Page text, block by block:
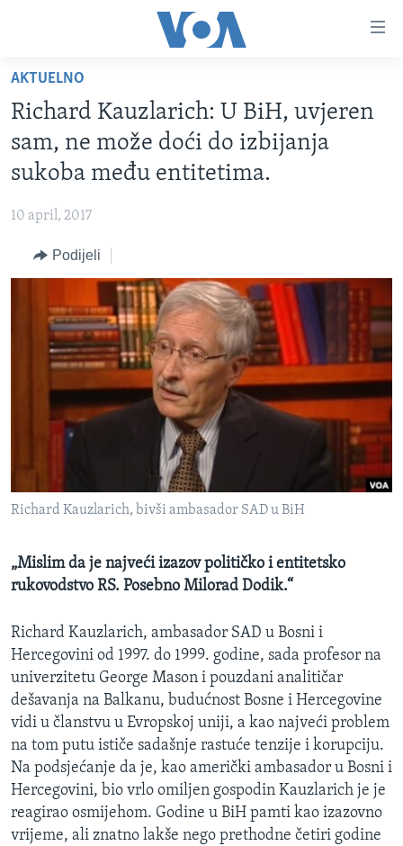
glavni
sadržaj
na
glavnu
Idi
pretragu
TV PROGRAM
FOTOGRAFIJE DANA
SJEDINJENE AMERIČKE DRŽAVE
BOSNA I HERCEGOVINA
NAUKA I TEHNOLOGIJA
SPECIJALNI PROJEKTI
SLOBODA MEDIJA
ŽENSKA STRANA
IZBJEGLIČKA STRANA
MAGAZIN
Learning English
Jezici
AKTUELNO
Richard Kauzlarich: U BiH, uvjeren
sam, ne može doći do izbijanja
sukoba među entitetima.
10 april, 2017
Podijeli
Richard Kauzlarich, bivši ambasador SAD u BiH
„Mislim da je najveći izazov političko i entitetsko
rukovodstvo RS. Posebno Milorad Dodik.“
Richard Kauzlarich, ambasador SAD u Bosni i
Hercegovini od 1997. do 1999. godine, sada profesor na
univerzitetu George Mason i pouzdani analitičar
dešavanja na Balkanu, budućnost Bosne i Hercegovine
vidi u članstvu u Evropskoj uniji, a kao najveći problem
na tom putu ističe sadašnje rastuće tenzije i korupciju.
Na podsjećanje da je, kao američki ambasador u Bosni i
Hercegovini, bio vrlo omiljen gospodin Kauzlarich je je
reagirao osmijehom. Godine u BiH pamti kao izazovno
vrijeme, ali znatno lakše nego prethodne četiri godine